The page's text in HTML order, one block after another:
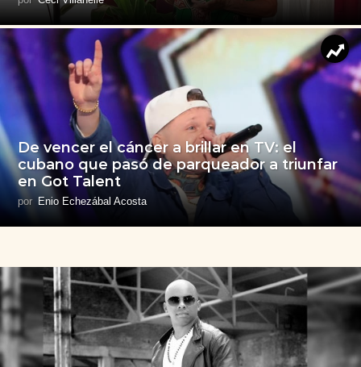
De vencer el cáncer a brillar en TV: el
cubano que pasó de parqueador a triunfar
en Got Talent
por Enio Echezábal Acosta